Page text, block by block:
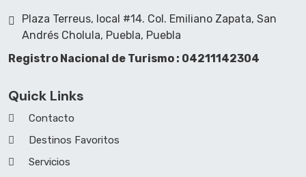
Plaza Terreus, local #14. Col. Emiliano Zapata, San
Andrés Cholula, Puebla, Puebla
Registro Nacional de Turismo : 04211142304
Quick Links
Contacto
Destinos Favoritos
Servicios